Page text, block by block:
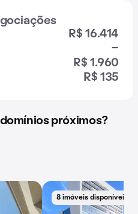
R$ 16.414
-
R$ 1.960
R$ 135
próximos?
8 imóveis disponíveis